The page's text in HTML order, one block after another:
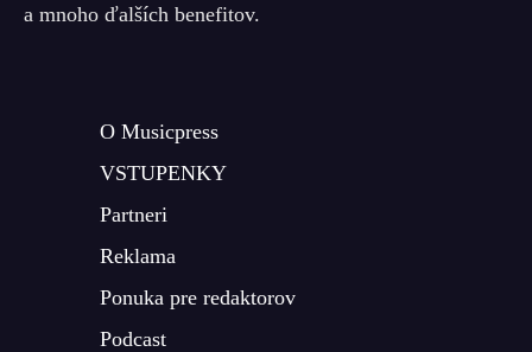
a mnoho ďalších benefitov.
O Musicpress
VSTUPENKY
Partneri
Reklama
Ponuka pre redaktorov
Podcast